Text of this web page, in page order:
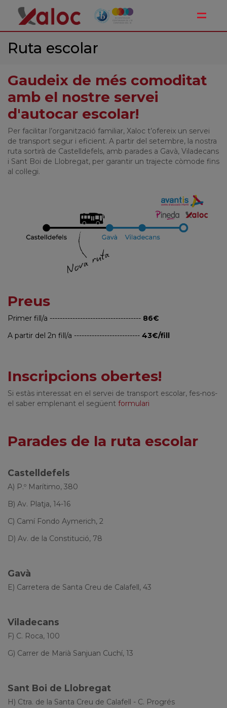
Ruta escolar
Gaudeix de més comoditat
amb el nostre servei
d'autocar escolar!
Per facilitar l’organització familiar, Xaloc t’ofereix un servei
de transport segur i eficient. A partir del setembre, la nostra
ruta sortirà de Castelldefels, amb parades a Gavà, Viladecans
i Sant Boi de Llobregat, per garantir un trajecte còmode fins
al col·legi.
Preus
Primer fill/a ------------------------------------ 86€
A partir del 2n fill/a -------------------------- 43€/fill
Inscripcions obertes!
Si estàs interessat en el servei de transport escolar, fes-nos-
el saber emplenant el següent formulari
Parades de la ruta escolar
Castelldefels
A) P.º Marítimo, 380
B) Av. Platja, 14-16
C) Camí Fondo Aymerich, 2
D) Av. de la Constitució, 78
Gavà
E) Carretera de Santa Creu de Calafell, 43
Viladecans
F) C. Roca, 100
G) Carrer de Marià Sanjuan Cuchí, 13
Sant Boi de Llobregat
H) Ctra. de la Santa Creu de Calafell - C. Progrés